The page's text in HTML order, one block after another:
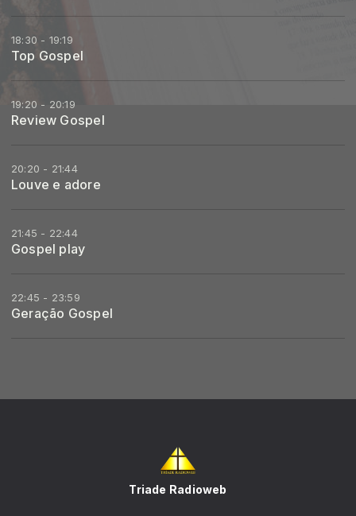
18:30 - 19:19
Top Gospel
19:20 - 20:19
Review Gospel
20:20 - 21:44
Louve e adore
21:45 - 22:44
Gospel play
22:45 - 23:59
Geração Gospel
Triade Radioweb